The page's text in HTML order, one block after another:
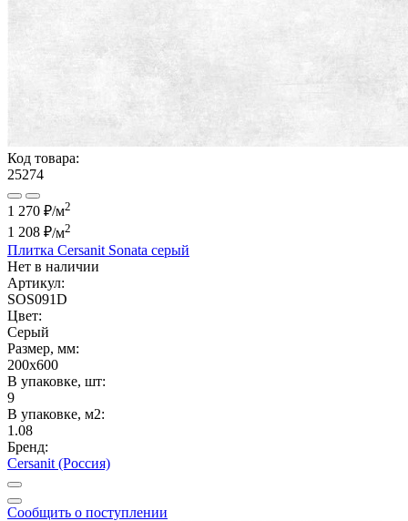
Код товара:
25274
1 270 ₽/м2
1 208 ₽/м2
Плитка Cersanit Sonata серый
Нет в наличии
Артикул:
SOS091D
Цвет:
Серый
Размер, мм:
200x600
В упаковке, шт:
9
В упаковке, м2:
1.08
Бренд:
Cersanit (Россия)
Сообщить о поступлении